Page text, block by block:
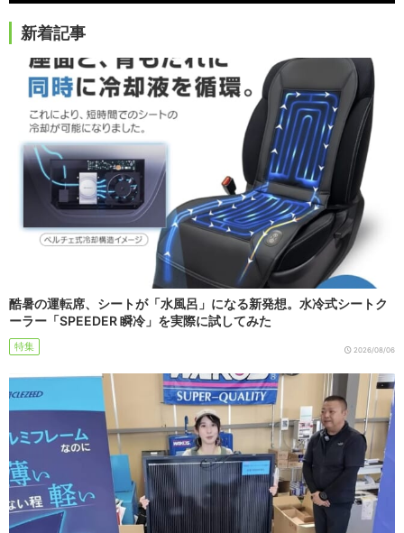
新着記事
酷暑の運転席、シートが「水風呂」になる新発想。水冷式シートク
ーラー「SPEEDER 瞬冷」を実際に試してみた
特集 2026/08/06